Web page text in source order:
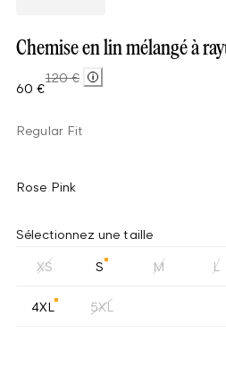
Chemise en lin mélangé à
60 €
120 €
Regular Fit
Rose Pink
Sélectionnez une taille
XS S M L
4XL 5XL